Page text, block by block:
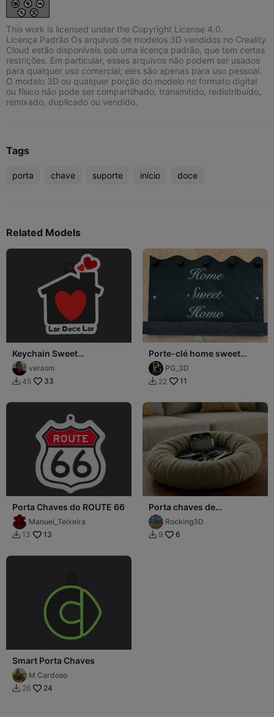
This work is licensed under the Copyright License 4.0.
Licença Padrão Os arquivos de modelos 3D vendidos no Creality
Cloud estão disponíveis sob uma licença padrão, que tem certas
restrições. Em particular, esses arquivos não podem ser usados
para qualquer uso comercial; eles são apenas para uso pessoal.
O modelo 3D ou qualquer porção do modelo no formato digital
ou físico não pode ser compartilhado, transmitido, redistribuído,
remixado, duplicado ou vendido.
Tags
porta chave suporte início doce
Related Models
Keychain Sweet
Decoration "Lar Doce Lar"
verasm
 45 33
Porte-clé home sweet
homePG_3D
 22 11
Porta Chaves do ROUTE 66
Manuel_Teixeira
 13 13
Porta chaves de
travesseiro
Rocking3D
 9 6
Smart Porta Chaves
M Cardoso
 26 24